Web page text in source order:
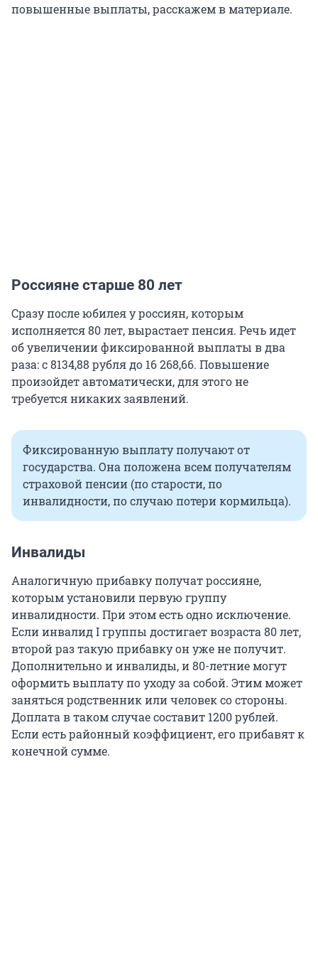
повышенные выплаты, расскажем в материале.
Россияне старше 80 лет
Сразу после юбилея у россиян, которым
исполняется 80 лет, вырастает пенсия. Речь идет
об увеличении фиксированной выплаты в два
раза: с 8134,88 рубля до 16 268,66. Повышение
произойдет автоматически, для этого не
требуется никаких заявлений.
Фиксированную выплату получают от
государства. Она положена всем получателям
страховой пенсии (по старости, по
инвалидности, по случаю потери кормильца).
Инвалиды
Аналогичную прибавку получат россияне,
которым установили первую группу
инвалидности. При этом есть одно исключение.
Если инвалид I группы достигает возраста 80 лет,
второй раз такую прибавку он уже не получит.
Дополнительно и инвалиды, и 80-летние могут
оформить выплату по уходу за собой. Этим может
заняться родственник или человек со стороны.
Доплата в таком случае составит 1200 рублей.
Если есть районный коэффициент, его прибавят к
конечной сумме.